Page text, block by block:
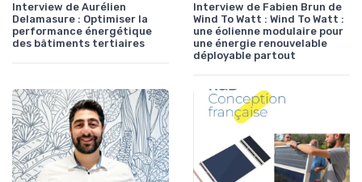
Interview de Aurélien
Delamasure : Optimiser la
performance énergétique
des bâtiments tertiaires
Interview de Fabien Brun de
Wind To Watt : Wind To Watt :
une éolienne modulaire pour
une énergie renouvelable
déployable partout